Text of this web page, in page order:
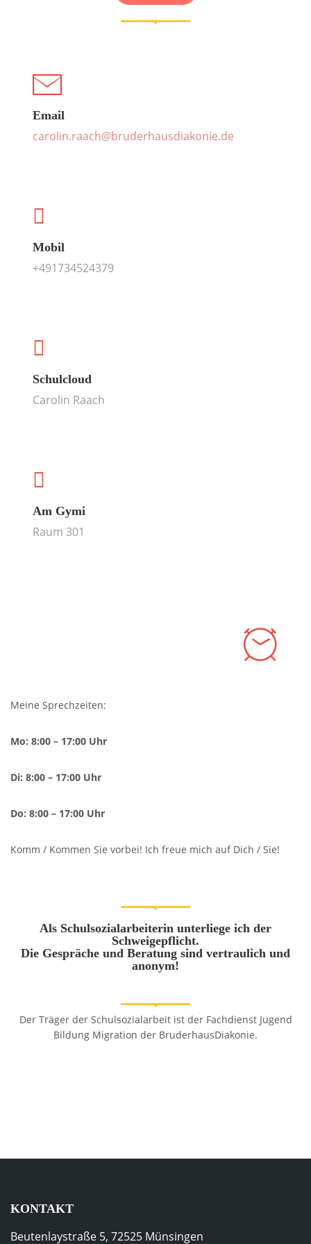
Email
carolin.raach@bruderhausdiakonie.de
Mobil
+491734524379
Schulcloud
Carolin Raach
Am Gymi
Raum 301
Meine Sprechzeiten:
Mo: 8:00 – 17:00 Uhr
Di: 8:00 – 17:00 Uhr
Do: 8:00 – 17:00 Uhr
Komm / Kommen Sie vorbei! Ich freue mich auf Dich / Sie!
Als Schulsozialarbeiterin unterliege ich der
Schweigepflicht.
Die Gespräche und Beratung sind vertraulich und
anonym!
Der Träger der Schulsozialarbeit ist der Fachdienst Jugend
Bildung Migration der BruderhausDiakonie.
KONTAKT
Beutenlaystraße 5, 72525 Münsingen